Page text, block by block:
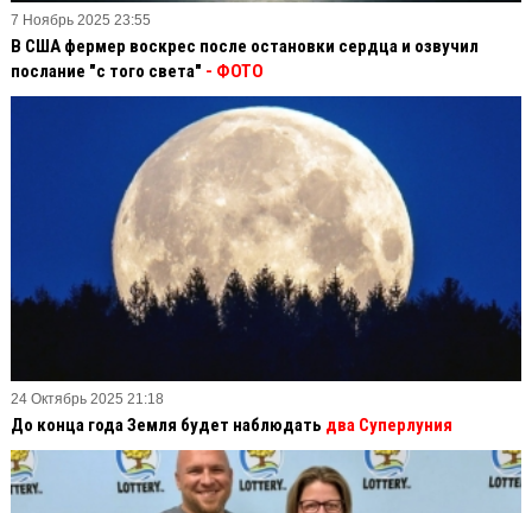
7 Ноябрь 2025 23:55
В США фермер воскрес после остановки сердца и озвучил
послание "с того света" - ФОТО
24 Октябрь 2025 21:18
До конца года Земля будет наблюдать два Суперлуния